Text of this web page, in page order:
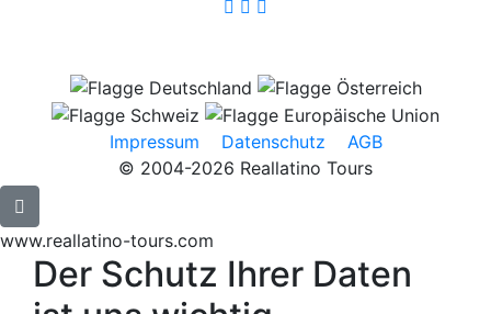
Impressum Datenschutz
AGB
© 2004-2026 Reallatino Tours
www.reallatino-tours.com
Der Schutz Ihrer Daten